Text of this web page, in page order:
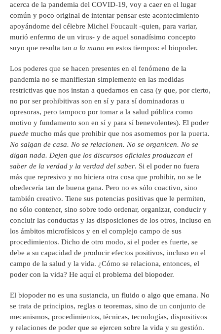
acerca de la pandemia del COVID-19, voy a caer en el lugar
común y poco original de intentar pensar este acontecimiento
apoyándome del célebre Michel Foucault -quien, para variar,
murió enfermo de un virus- y de aquel sonadísimo concepto
suyo que resulta tan a la mano en estos tiempos: el biopoder.
Los poderes que se hacen presentes en el fenómeno de la
pandemia no se manifiestan simplemente en las medidas
restrictivas que nos instan a quedarnos en casa (y que, por cierto,
no por ser prohibitivas son en sí y para sí dominadoras u
opresoras, pero tampoco por tomar a la salud pública como
motivo y fundamento son en sí y para sí benevolentes). El poder
puede mucho más que prohibir que nos asomemos por la puerta.
No salgan de casa. No se relacionen. No se organicen. No se
digan nada. Dejen que los discursos oficiales produzcan el
saber de la verdad y la verdad del saber. Si el poder no fuera
más que represivo y no hiciera otra cosa que prohibir, no se le
obedecería tan de buena gana. Pero no es sólo coactivo, sino
también creativo. Tiene sus potencias positivas que le permiten,
no sólo contener, sino sobre todo ordenar, organizar, conducir y
concluir las conductas y las disposiciones de los otros, incluso en
los ámbitos microfísicos y en el complejo campo de sus
procedimientos. Dicho de otro modo, si el poder es fuerte, se
debe a su capacidad de producir efectos positivos, incluso en el
campo de la salud y la vida. ¿Cómo se relaciona, entonces, el
poder con la vida? He aquí el problema del biopoder.
El biopoder no es una sustancia, un fluido o algo que emana. No
se trata de principios, reglas o teoremas, sino de un conjunto de
mecanismos, procedimientos, técnicas, tecnologías, dispositivos
y relaciones de poder que se ejercen sobre la vida y su gestión.